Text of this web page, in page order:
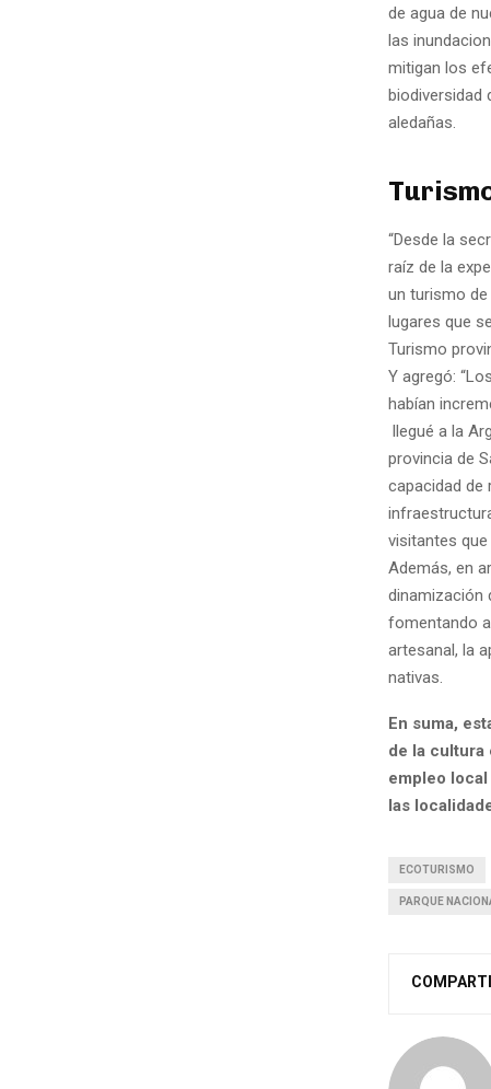
de agua de
las
mitigan los
biodiversidad
aledañas.
“Desde la
raíz de la
un turismo de
lugares que
Turismo
Y agregó:
habían
llegué a la
provincia de
capacidad de
visitantes
Además, en
dinamización
fomentando
artesanal, la
nativas.
En suma,
de la cultura
empleo
las
ECOTURISMO
PARQUE